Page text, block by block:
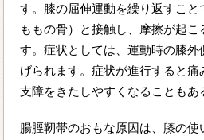
す。膝の屈伸運動を繰り返すこ
ももの骨）と接触し、摩擦が起こ
す。症状としては、運動時の膝
げられます。症状が進行すると痛
支障をきたしやすくなることもあ
腸脛靭帯のおもな原因は、膝の